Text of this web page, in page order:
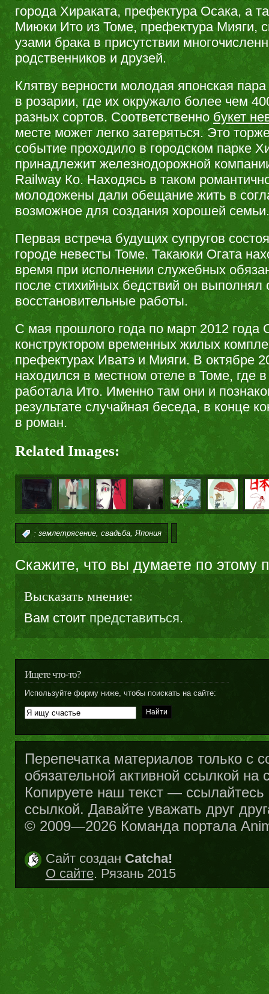
города Хираката, префектура Осака, а
Миюки Ито из Томе, префектура Мияги,
узами брака в присутствии
родственников и друзей.
Клятву верности молодая японская
в розарии, где их окружало более чем
разных сортов. Соответственно букет
месте может легко затеряться. Это
событие проходило в городском парке
принадлежит железнодорожной
Railway Ко. Находясь в таком
молодожены дали обещание жить в
возможное для создания хорошей семьи.
Первая встреча будущих супругов
городе невесты Томе. Такаюки Огата
время при исполнении служебных
после стихийных бедствий он выполнял
восстановительные работы.
С мая прошлого года по март 2012 года
конструктором временных жилых
префектурах Иватэ и Мияги. В октябре
находился в местном отеле в Томе, где
работала Ито. Именно там они и
результате случайная беседа, в конце
в роман.
Related Images:
: землетрясение, свадьба,Япония
Скажите, что вы думаете по этому
Высказать мнение:
Вам стоит представиться.
Ищете что-то?
Используйте форму ниже, чтобы поискать на сайте:
Перепечатка материалов только с
обязательной активной ссылкой на
Копируете наш текст —
ссылкой. Давайте уважать друг
© 2009—2026 Команда портала
Сайт создан Catcha!
О сайте. Рязань 2015